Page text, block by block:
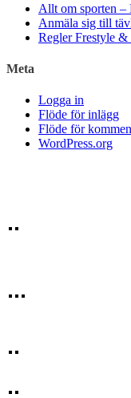
Allt om sporten –
Anmäla sig till
Regler Frestyle
Meta
Logga in
Flöde för inlägg
Flöde för
WordPress.org